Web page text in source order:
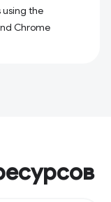
the
Chrome